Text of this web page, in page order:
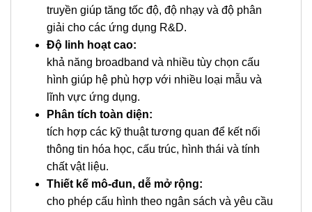
truyền giúp tăng tốc độ, độ nhạy và độ phân
giải cho các ứng dụng R&D.
Độ linh hoạt cao:
khả năng broadband và nhiều tùy chọn cấu
hình giúp hệ phù hợp với nhiều loại mẫu và
lĩnh vực ứng dụng.
Phân tích toàn diện:
tích hợp các kỹ thuật tương quan để kết nối
thông tin hóa học, cấu trúc, hình thái và tính
chất vật liệu.
Thiết kế mô-đun, dễ mở rộng:
cho phép cấu hình theo ngân sách và yêu cầu